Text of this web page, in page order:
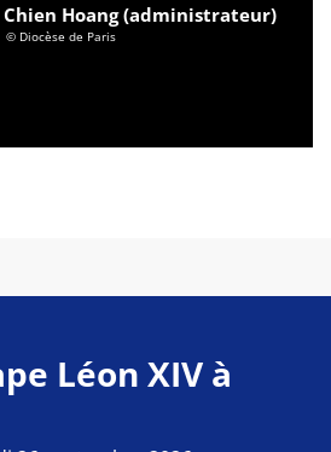
Hoang (administrateur)
© Diocèse de Paris
Léon XIV à